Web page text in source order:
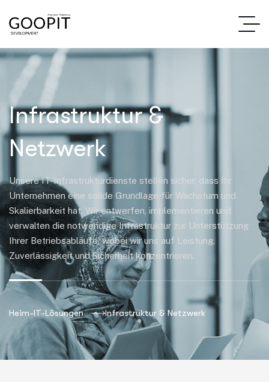
Infrastruktur &
Netzwerk
Unsere IT-Infrastrukturdienste stellen sicher, dass Ihr
Unternehmen eine solide Grundlage für Wachstum und
Skalierbarkeit hat. Wir entwerfen, implementieren und
verwalten die notwendige Infrastruktur zur Unterstützung
Ihrer Betriebsabläufe, wobei wir uns auf Leistung,
Zuverlässigkeit und Sicherheit konzentrieren.
Heim-IT-Lösungen Infrastruktur & Netzwerk